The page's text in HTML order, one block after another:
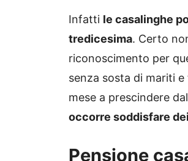
Infatti le casalinghe
tredicesima. Certo
riconoscimento per
senza sosta di mariti
mese a prescindere
occorre soddisfare
Pensione